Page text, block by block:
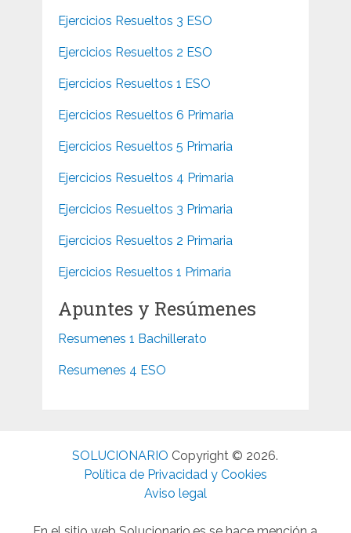
Ejercicios Resueltos 3 ESO
Ejercicios Resueltos 2 ESO
Ejercicios Resueltos 1 ESO
Ejercicios Resueltos 6 Primaria
Ejercicios Resueltos 5 Primaria
Ejercicios Resueltos 4 Primaria
Ejercicios Resueltos 3 Primaria
Ejercicios Resueltos 2 Primaria
Ejercicios Resueltos 1 Primaria
Apuntes y Resúmenes
Resumenes 1 Bachillerato
Resumenes 4 ESO
SOLUCIONARIO Copyright © 2026.
Política de Privacidad y Cookies
Aviso legal